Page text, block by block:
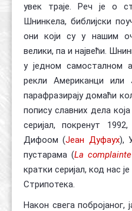
увек траје. Реч је о
Шнинкела, библијски
они који су у нашим
велики, па и највећи.
у једном самосталном
рекли Американци
парафразирају домаћи
попису славних дела
серијал, покренут
Дифоом (Јеан Дуфауx),
пустарама (La
кратки серијал, код нас
Стрипотека.
Након свега побројаног,